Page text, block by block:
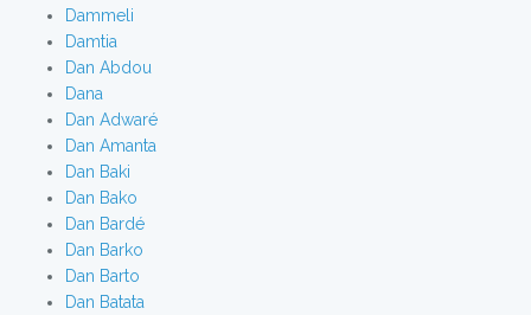
Dammeli
Damtia
Dan Abdou
Dana
Dan Adwaré
Dan Amanta
Dan Baki
Dan Bako
Dan Bardé
Dan Barko
Dan Barto
Dan Batata